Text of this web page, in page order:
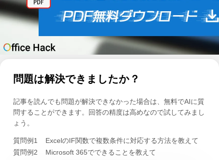
問題は解決できましたか？
記事を読んでも問題が解決できなかった場合は、無料でAIに質
問することができます。回答の精度は高めなので試してみまし
ょう。
質問例1
ExcelのIF関数で複数条件に対応する方法を教えて
質問例2
Microsoft 365でできることを教えて